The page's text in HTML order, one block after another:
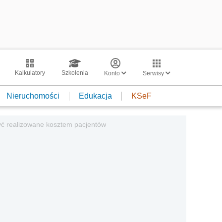
Kalkulatory Szkolenia Konto Serwisy
Nieruchomości Edukacja KSeF
realizowane kosztem pacjentów